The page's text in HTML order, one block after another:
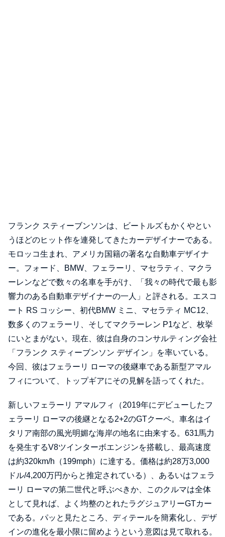
フランク スティーブンソンは、ビートルズもかくやとい
うほどのヒット作を連発してきたカーデザイナーである。
モロッコ生まれ、アメリカ国籍の著名な自動車デザイナ
ー。フォード、BMW、フェラーリ、マセラティ、マクラ
ーレンなどで数々の名車を手がけ、「我々の時代で最も影
響力のある自動車デザイナーの一人」と評される。エスコ
ート RS コッシー、初代BMW ミニ、マセラティ MC12、
数多くのフェラーリ、そしてマクラーレン P1など、枚挙
にいとまがない。現在、彼は自身のコンサルティング会社
「フランク スティーブンソン デザイン」を率いている。
今回、彼はフェラーリ ローマの後継車である新型アマル
フィについて、トップギアにその見解を語ってくれた。
新しいフェラーリ アマルフィ（2019年にデビューしたフ
ェラーリ ローマの後継となる2+2のGTクーペ。車名はイ
タリア南部の風光明媚な海岸の地名に由来する。631馬力
を発生するV8ツインターボエンジンを搭載し、最高速度
は約320km/h（199mph）に達する。価格は約28万3,000
ドル/4,200万円からと推定されている）、あるいはフェラ
ーリ ローマの第二世代と呼ぶべきか、このクルマは全体
として見れば、よく均整のとれたラグジュアリーGTカー
である。パッと見たところ、ディテールを簡素化し、デザ
インの進化を最小限に留めようという意図は見て取れる。